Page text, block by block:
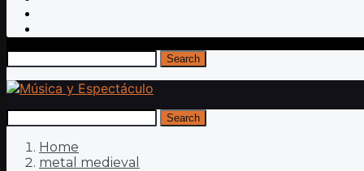
Search
Search
Home
metal medieval